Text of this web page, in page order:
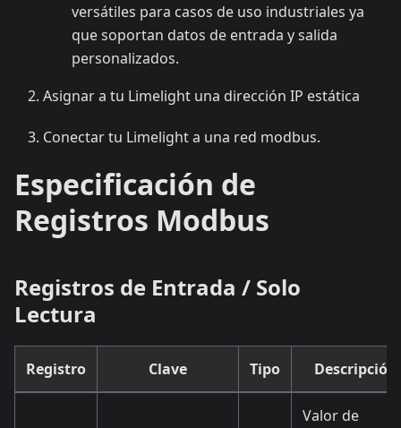
versátiles para casos de uso industriales ya
que soportan datos de entrada y salida
personalizados.
Asignar a tu Limelight una dirección IP estática
Conectar tu Limelight a una red modbus.
Especificación de
Registros Modbus
Registros de Entrada / Solo
Lectura
Registro Clave Tipo Descripción
Valor de